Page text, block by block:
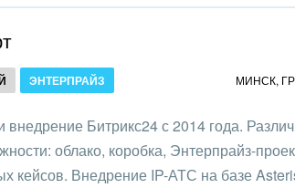
и
организации,
ЭНТЕРПРАЙЗ МИНСК,
внедрение Битрикс24 с 2014 года.
облако, коробка, Энтерпрайз-
кейсов. Внедрение IP-АТС на базе